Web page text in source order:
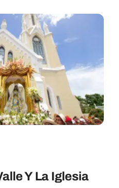
Y La Iglesia